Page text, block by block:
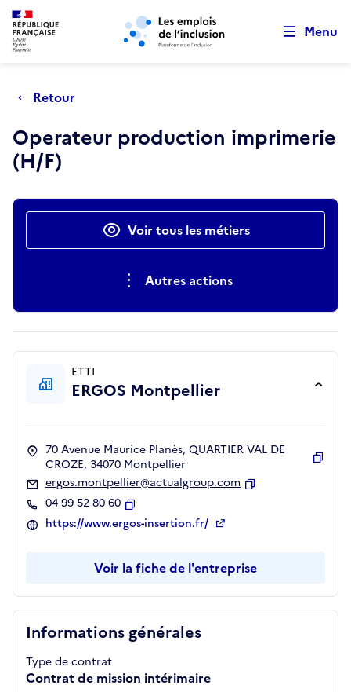
Aller au menu principal Aller au contenu principal
Menu
Retour
Operateur production imprimerie
(H/F)
Actions rapidesVoir tous les métiers
Autres actions
Informations générales
Type de contrat
Contrat de mission intérimaire
ETTI
ERGOS Montpellier
70 Avenue Maurice Planès, QUARTIER VAL DE
CROZE, 34070 Montpellier
ergos.montpellier@actualgroup.com
04 99 52 80 60
Copier
https://www.ergos-insertion.fr/
Voir la fiche de l'entreprise
Retour au début de la page
Panneau de gestion des cookies